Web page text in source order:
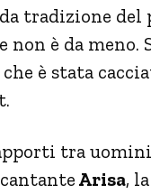
tradizione del
è da meno.
è stata
tra uomini
Arisa,